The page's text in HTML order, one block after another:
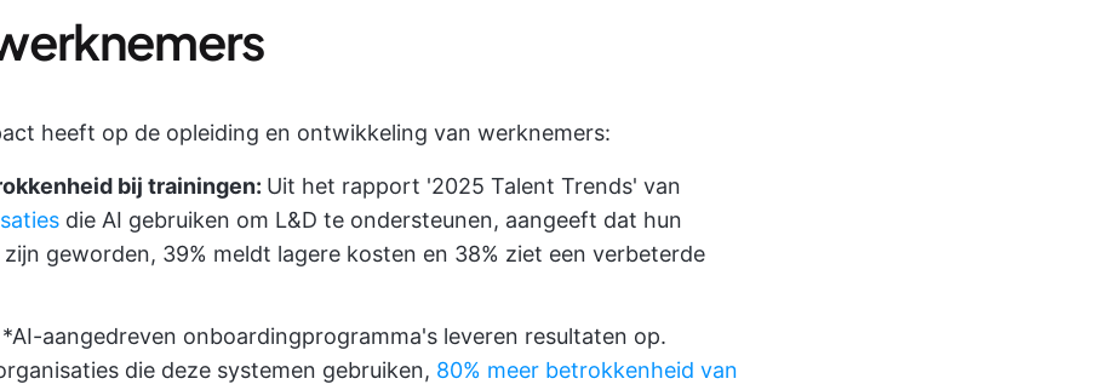
heeft op de opleiding en ontwikkeling van werknemers:
bij trainingen: Uit het rapport '2025 Talent Trends' van
die AI gebruiken om L&D te ondersteunen, aangeeft dat hun
zijn geworden, 39% meldt lagere kosten en 38% ziet een verbeterde
*AI-aangedreven onboardingprogramma's leveren resultaten op.
die deze systemen gebruiken, 80% meer betrokkenheid van